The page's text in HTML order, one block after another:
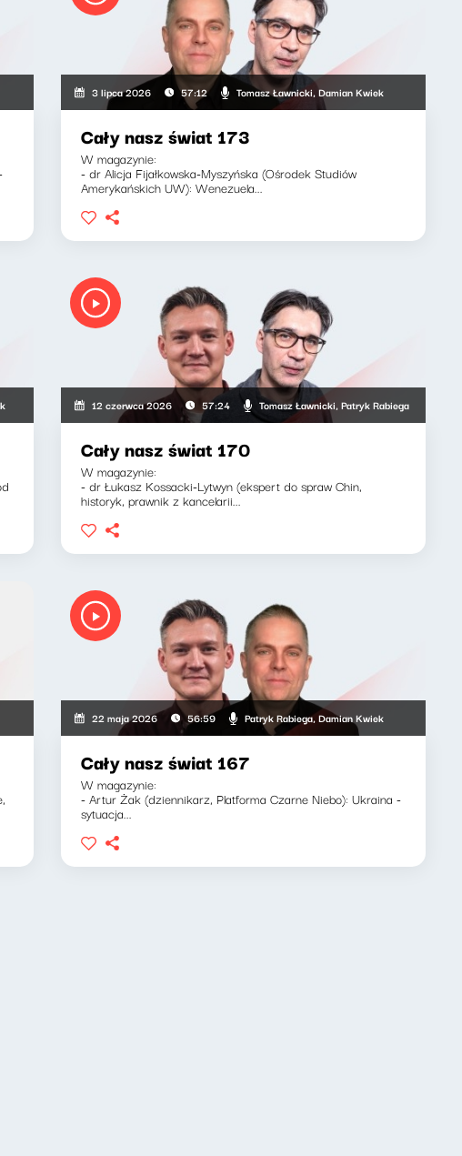
3 lipca 2026 57:12 Tomasz Ławnicki, Damian Kwiek
Cały nasz świat 173
W magazynie:
- dr Alicja Fijałkowska-Myszyńska (Ośrodek Studiów
Amerykańskich UW): Wenezuela...
12 czerwca 2026 57:24 Tomasz Ławnicki, Patryk Rabiega
Cały nasz świat 170
W magazynie:
- dr Łukasz Kossacki-Lytwyn (ekspert do spraw Chin,
historyk, prawnik z kancelarii...
22 maja 2026 56:59 Patryk Rabiega, Damian Kwiek
Cały nasz świat 167
W magazynie:
- Artur Żak (dziennikarz, Platforma Czarne Niebo): Ukraina -
sytuacja...